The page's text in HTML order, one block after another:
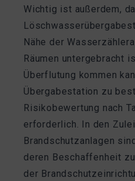
Wichtig ist außerdem,
Nähe der
Räumen untergebracht
Überflutung kommen
Übergabestation zu
Risikobewertung nach
erforderlich. In den
Brandschutzanlagen
deren Beschaffenheit
der